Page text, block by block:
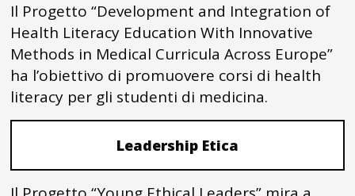
Il Progetto “Development and Integration of
Health Literacy Education With Innovative
Methods in Medical Curricula Across Europe”
ha l’obiettivo di promuovere corsi di health
literacy per gli studenti di medicina.
Leadership Etica